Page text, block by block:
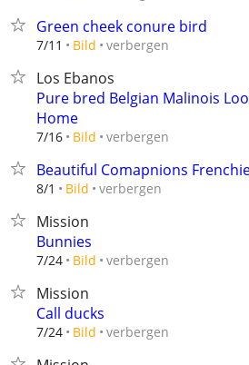
Green cheek conure bird
7/11 Bild verbergen
Los Ebanos
Pure bred Belgian Malinois
Home
7/16 Bild verbergen
Beautiful Comapnions
8/1 Bild verbergen
Mission
Bunnies
7/24 Bild verbergen
Mission
Call ducks
7/24 Bild verbergen